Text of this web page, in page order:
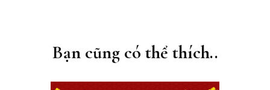
Bạn cũng có thể thích..